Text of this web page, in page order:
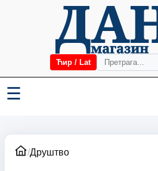
Ћир / Lat
☰
/Друштво